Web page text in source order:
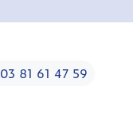
03 81 61 47 59